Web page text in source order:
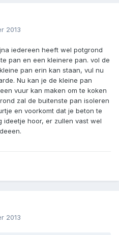
2013
iedereen heeft wel potgrond
pan en een kleinere pan. vol de
pan erin kan staan, vul nu
Nu kan je de kleine pan
vuur kan maken om te koken
zal de buitenste pan isoleren
en voorkomt dat je beton te
ideetje hoor, er zullen vast wel
2013